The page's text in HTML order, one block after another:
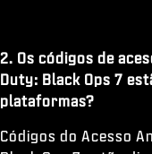
2. Os códigos de
Duty: Black Ops 7
plataformas?
Códigos do Acesso